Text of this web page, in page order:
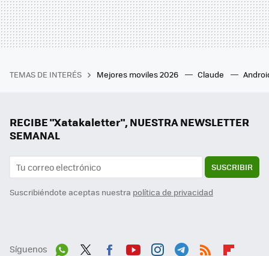
TEMAS DE INTERÉS Mejores moviles 2026 Claude
RECIBE "Xatakaletter", NUESTRA NEWSLETTER
SEMANAL
SUSCRIBIR
Suscribiéndote aceptas nuestra política de privacidad
Síguenos